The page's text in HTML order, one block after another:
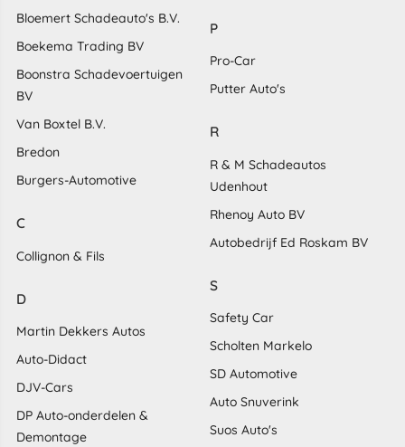
Bloemert Schadeauto's B.V.
Boekema Trading BV
Boonstra Schadevoertuigen
BV
Van Boxtel B.V.
Bredon
Burgers-Automotive
C
Collignon & Fils
D
Martin Dekkers Autos
Auto-Didact
DJV-Cars
DP Auto-onderdelen &
Demontage
P
Pro-Car
Putter Auto's
R
R & M Schadeautos
Udenhout
Rhenoy Auto BV
Autobedrijf Ed Roskam BV
S
Safety Car
Scholten Markelo
SD Automotive
Auto Snuverink
Suos Auto's